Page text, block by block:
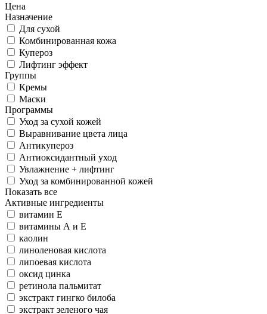
Цена
Назначение
Для сухой
Комбинированная кожа
Купероз
Лифтинг эффект
Группы
Кремы
Маски
Программы
Уход за сухой кожей
Выравнивание цвета лица
Антикупероз
Антиоксидантный уход
Увлажнение + лифтинг
Уход за комбинированной кожей
Показать все
Активные ингредиенты
витамин Е
витамины А и Е
каолин
линоленовая кислота
липоевая кислота
оксид цинка
ретинола пальмитат
экстракт гингко билоба
экстракт зеленого чая